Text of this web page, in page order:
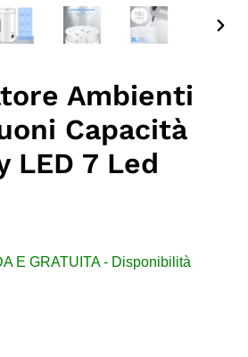
Ambienti
Capacità
LED 7 Led
E GRATUITA - Disponibilità